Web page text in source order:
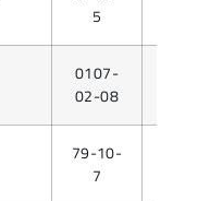
5
0107-
02-08
79-10-
7